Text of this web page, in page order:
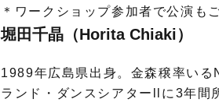
＊ワークショップ参加者で公演も
堀田千晶（Horita Chiaki）
1989年広島県出身。金森穣率い
ランド・ダンスシアターllに3年間